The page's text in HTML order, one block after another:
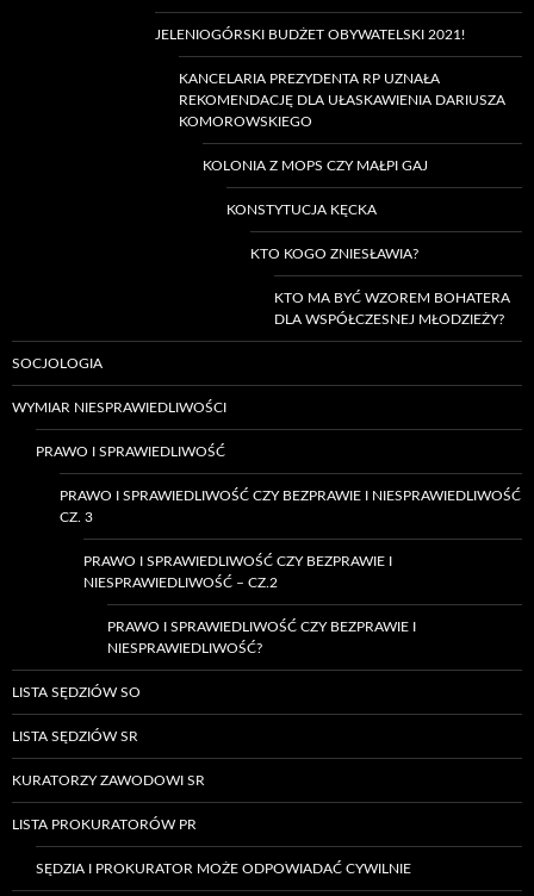
JELENIOGÓRSKI BUDŻET OBYWATELSKI 2021!
KANCELARIA PREZYDENTA RP UZNAŁA
REKOMENDACJĘ DLA UŁASKAWIENIA DARIUSZA
KOMOROWSKIEGO
KOLONIA Z MOPS CZY MAŁPI GAJ
KONSTYTUCJA KĘCKA
KTO KOGO ZNIESŁAWIA?
KTO MA BYĆ WZOREM BOHATERA
DLA WSPÓŁCZESNEJ MŁODZIEŻY?
SOCJOLOGIA
WYMIAR NIESPRAWIEDLIWOŚCI
PRAWO I SPRAWIEDLIWOŚĆ
PRAWO I SPRAWIEDLIWOŚĆ CZY BEZPRAWIE I NIESPRAWIEDLIWOŚĆ
CZ. 3
PRAWO I SPRAWIEDLIWOŚĆ CZY BEZPRAWIE I
NIESPRAWIEDLIWOŚĆ – CZ.2
PRAWO I SPRAWIEDLIWOŚĆ CZY BEZPRAWIE I
NIESPRAWIEDLIWOŚĆ?
LISTA SĘDZIÓW SO
LISTA SĘDZIÓW SR
KURATORZY ZAWODOWI SR
LISTA PROKURATORÓW PR
SĘDZIA I PROKURATOR MOŻE ODPOWIADAĆ CYWILNIE